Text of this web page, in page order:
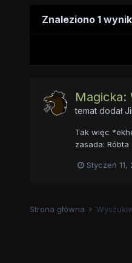
Znaleziono 1 wynik
Magicka:
temat dodał
Tak więc
zasada:
Styczeń 11,
Strona główna